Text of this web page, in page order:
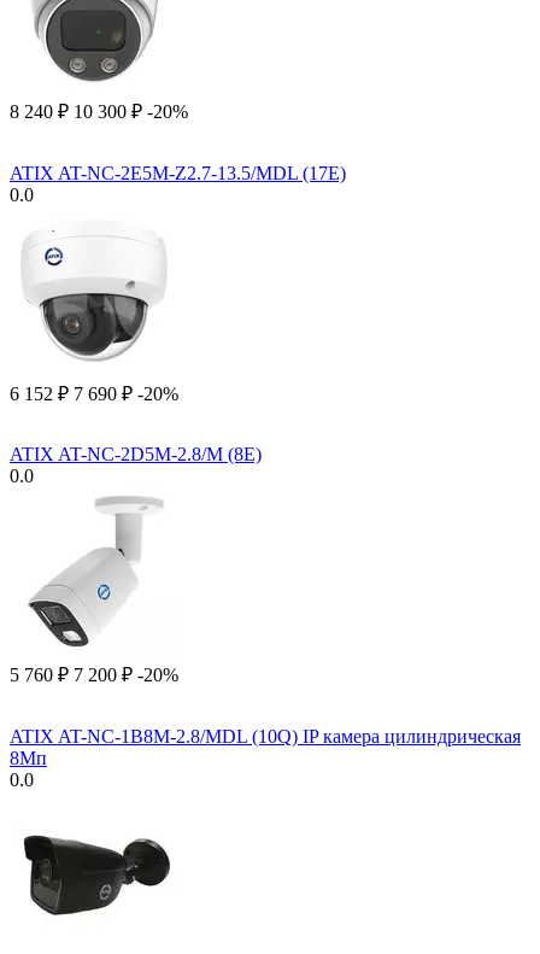
8 240 ₽ 10 300 ₽ -20%
ATIX AT-NC-2E5M-Z2.7-13.5/MDL (17E)
0.0
6 152 ₽ 7 690 ₽ -20%
ATIX AT-NC-2D5M-2.8/M (8E)
0.0
5 760 ₽ 7 200 ₽ -20%
ATIX AT-NC-1B8M-2.8/MDL (10Q) IP камера цилиндрическая
8Мп
0.0